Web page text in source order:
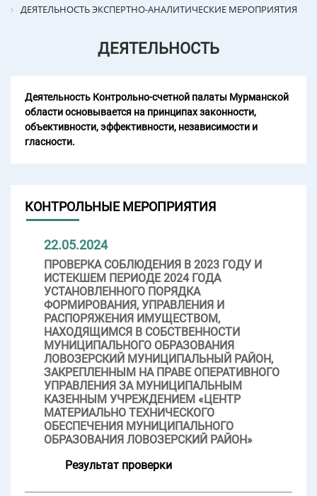
ДЕЯТЕЛЬНОСТЬ ЭКСПЕРТНО-АНАЛИТИЧЕСКИЕ МЕРОПРИЯТИЯ
ДЕЯТЕЛЬНОСТЬ
Деятельность Контрольно-счетной палаты Мурманской
области основывается на принципах законности,
объективности, эффективности, независимости и
гласности.
КОНТРОЛЬНЫЕ МЕРОПРИЯТИЯ
22.05.2024
ПРОВЕРКА СОБЛЮДЕНИЯ В 2023 ГОДУ И
ИСТЕКШЕМ ПЕРИОДЕ 2024 ГОДА
УСТАНОВЛЕННОГО ПОРЯДКА
ФОРМИРОВАНИЯ, УПРАВЛЕНИЯ И
РАСПОРЯЖЕНИЯ ИМУЩЕСТВОМ,
НАХОДЯЩИМСЯ В СОБСТВЕННОСТИ
МУНИЦИПАЛЬНОГО ОБРАЗОВАНИЯ
ЛОВОЗЕРСКИЙ МУНИЦИПАЛЬНЫЙ РАЙОН,
ЗАКРЕПЛЕННЫМ НА ПРАВЕ ОПЕРАТИВНОГО
УПРАВЛЕНИЯ ЗА МУНИЦИПАЛЬНЫМ
КАЗЕННЫМ УЧРЕЖДЕНИЕМ «ЦЕНТР
МАТЕРИАЛЬНО ТЕХНИЧЕСКОГО
ОБЕСПЕЧЕНИЯ МУНИЦИПАЛЬНОГО
ОБРАЗОВАНИЯ ЛОВОЗЕРСКИЙ РАЙОН»
Результат проверки